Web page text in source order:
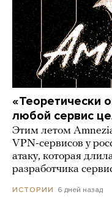
«Теоретически
любой сервис
Этим летом
VPN-сервисов у
атаку, которая
разработчика
ИСТОРИИ 6 дней назад